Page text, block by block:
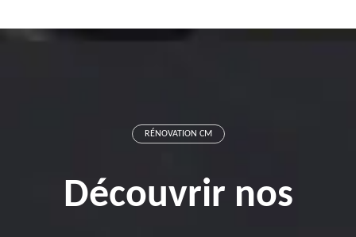
RÉNOVATION CM
Découvrir nos